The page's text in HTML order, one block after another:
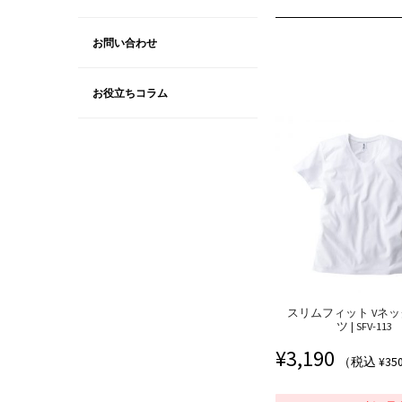
スリムフィット Vネ
ツ | SFV-113
¥3,190 （税込
お問い合わせ
お役立ちコラム